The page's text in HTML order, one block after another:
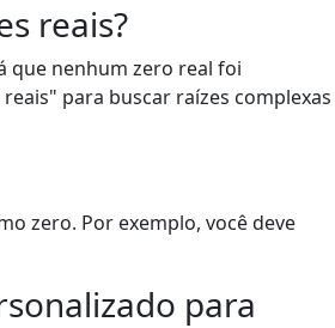
reais?
que nenhum zero real foi
para buscar raízes complexas
zero. Por exemplo, você deve
para